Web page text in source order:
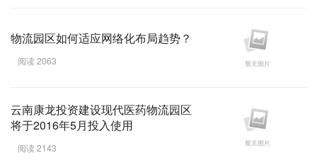
物流园区如何适应网络化布局趋势？
阅读 2063
云南康龙投资建设现代医药物流园区
将于2016年5月投入使用
阅读 2143